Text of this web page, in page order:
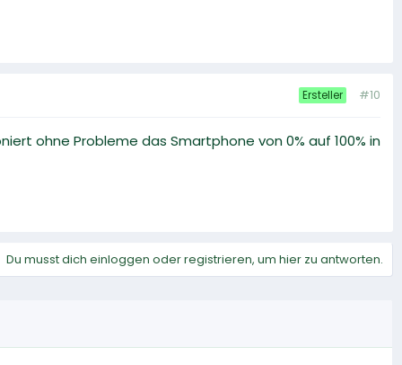
Ersteller #10
ohne Probleme das Smartphone von 0% auf 100% in
Du musst dich einloggen oder registrieren, um hier zu antworten.